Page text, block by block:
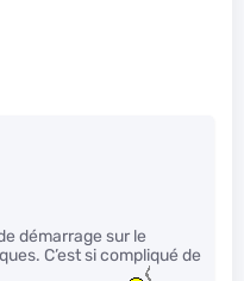
démarrage sur le
C’est si compliqué de